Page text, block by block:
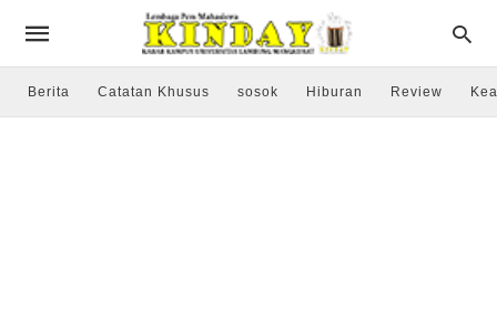
Berita Catatan Khusus sosok Hiburan Review